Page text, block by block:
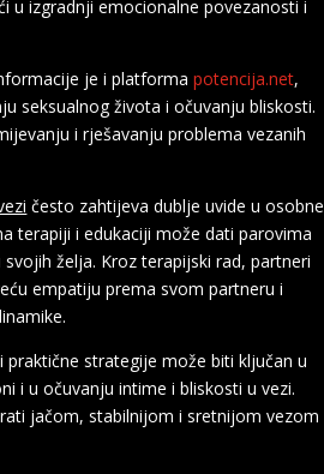
u izgradnji emocionalne povezanosti i
je i platformapotencija.net,
seksualnog života i očuvanju bliskosti.
i rješavanju problema vezanih
često zahtijeva dublje uvide u osobne
terapiji i edukaciji može dati parovima
želja. Kroz terapijski rad, partneri
empatiju prema svom partneru i
strategije može biti ključan u
i u očuvanju intime i bliskosti u vezi.
jačom, stabilnijom i sretnijom vezom